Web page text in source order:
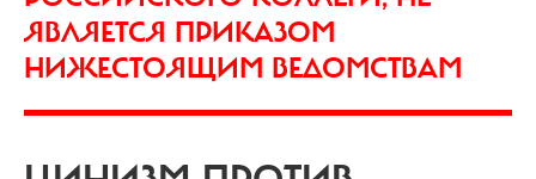
ЯВЛЯЕТСЯ ПРИКАЗОМ
НИЖЕСТОЯЩИМ ВЕДОМСТВАМ